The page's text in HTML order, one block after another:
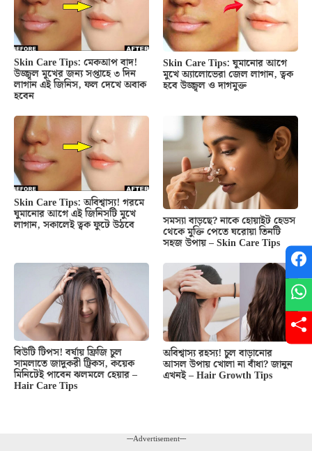
Skin Care Tips: মেকআপ বাদ!
উজ্জ্বল মুখের জন্য সপ্তাহে ৩ দিন
লাগান এই জিনিস, ফল দেখে অবাক
হবেন
Skin Care Tips: ঘুমানোর আগে
মুখে অ্যালোভেরা জেল লাগান, ত্বক
হবে উজ্জ্বল ও দাগমুক্ত
Skin Care Tips: অবিশ্বাস্য! গরমে
ঘুমানোর আগে এই জিনিসটি মুখে
লাগান, সকালেই ত্বক ফুটে উঠবে সমস্যা বাড়ছে? নাকে হোয়াইট হেডস
থেকে মুক্তি পেতে ঘরোয়া তিনটি
সহজ উপায় – Skin Care Tips
বিউটি টিপস! বর্ষায় ফ্রিজি চুল
সামলাতে জাদুকরী ট্রিকস, কয়েক
মিনিটেই পাবেন ঝলমলে হেয়ার –
Hair Care Tips
অবিশ্বাস্য রহস্য! চুল বাড়ানোর
আসল উপায় খোলা না বাঁধা? জানুন
এখনই – Hair Growth Tips
---Advertisement---